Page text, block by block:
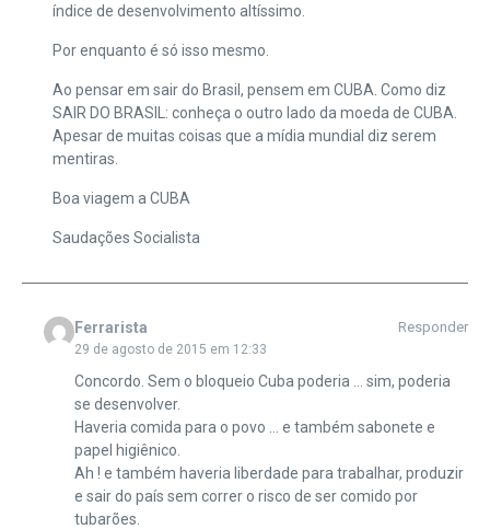
índice de desenvolvimento altíssimo.
Por enquanto é só isso mesmo.
Ao pensar em sair do Brasil, pensem em CUBA. Como diz
SAIR DO BRASIL: conheça o outro lado da moeda de CUBA.
Apesar de muitas coisas que a mídia mundial diz serem
mentiras.
Boa viagem a CUBA
Saudações Socialista
Ferrarista
29 de agosto de 2015 em 12:33
Responder
Concordo. Sem o bloqueio Cuba poderia … sim, poderia
se desenvolver.
Haveria comida para o povo … e também sabonete e
papel higiênico.
Ah ! e também haveria liberdade para trabalhar, produzir
e sair do país sem correr o risco de ser comido por
tubarões.